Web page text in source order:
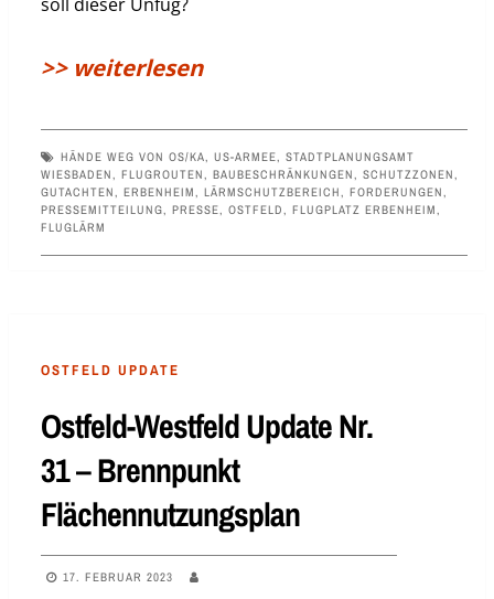
>> weiterlesen
HÄNDE WEG VON OS/KA, US-ARMEE, STADTPLANUNGSAMT
WIESBADEN, FLUGROUTEN, BAUBESCHRÄNKUNGEN, SCHUTZZONEN,
GUTACHTEN, ERBENHEIM, LÄRMSCHUTZBEREICH, FORDERUNGEN,
PRESSEMITTEILUNG, PRESSE, OSTFELD, FLUGPLATZ ERBENHEIM,
FLUGLÄRM
OSTFELD UPDATE
Ostfeld-Westfeld Update Nr.
31 – Brennpunkt
Flächennutzungsplan
17. FEBRUAR 2023